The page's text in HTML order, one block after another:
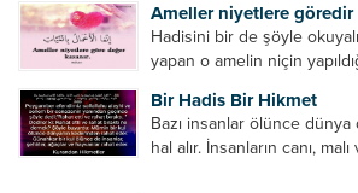
insan grubudur. Müminlerin
duran,...
Ameller niyetlere göredir
Hadisini bir de şöyle
yapan o amelin niçin
namazın hiçbir değeri
okunan ezanın hiçbir...
Bir Hadis Bir Hikmet
Bazı insanlar ölünce
hal alır. İnsanların canı,